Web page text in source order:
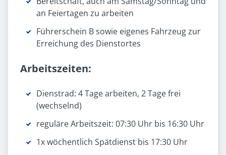
an Feiertagen zu arbeiten
Führerschein B sowie eigenes Fahrzeug zur
Erreichung des Dienstortes
Arbeitszeiten:
Dienstrad: 4 Tage arbeiten, 2 Tage frei
(wechselnd)
reguläre Arbeitszeit: 07:30 Uhr bis 16:30 Uhr
1x wöchentlich Spätdienst bis 17:30 Uhr